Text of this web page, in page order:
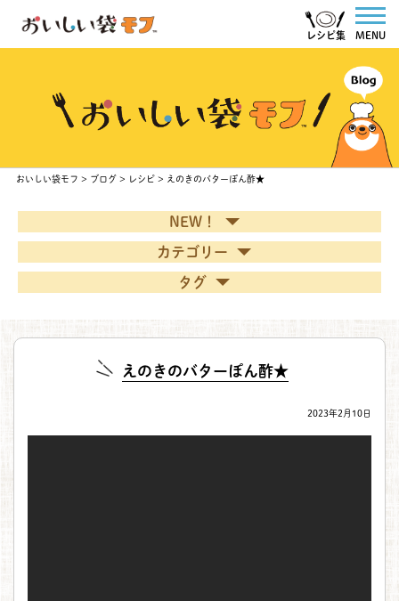
レシピ集 MENU
おいしい袋モフ > ブログ > レシピ > えのきのバターぽん酢★
えのきのバターぽん酢★
2023年2月10日
NEW！
カテゴリー
タグ